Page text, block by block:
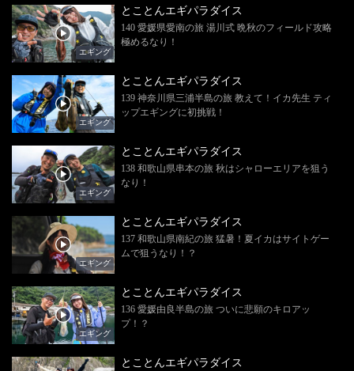
エギング
とことんエギパラダイス
140 愛媛県愛南の旅 湯川式 晩秋のフィールド攻略
極めるなり！
エギング
とことんエギパラダイス
139 神奈川県三浦半島の旅 教えて！イカ先生 ティ
ップエギングに初挑戦！
エギング
とことんエギパラダイス
138 和歌山県串本の旅 秋はシャローエリアを狙う
なり！
エギング
とことんエギパラダイス
137 和歌山県南紀の旅 猛暑！夏イカはサイトゲー
ムで狙うなり！？
エギング
とことんエギパラダイス
136 愛媛由良半島の旅 ついに悲願のキロアッ
プ！？
とことんエギパラダイス